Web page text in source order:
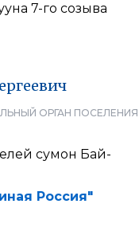
7-го созыва
ОРГАН ПОСЕЛЕНИЯ
сумон Бай-
Россия"